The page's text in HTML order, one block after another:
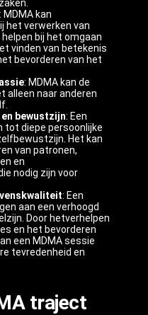
: MDMA kan
het verwerken van
bij het omgaan
vinden van betekenis
bevorderen van het
: MDMA kan de
alleen naar anderen
bewustzijn: Een
tot diepe persoonlijke
Het kan
van patronen,
en
nodig zijn voor
: Een
aan een verhoogd
Door hetverhelpen
en het bevorderen
een MDMA sessie
tevredenheid en
traject